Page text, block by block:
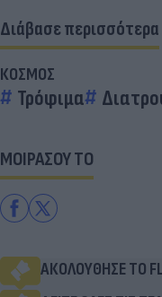
Διάβασε περισσότερα
ΚΟΣΜΟΣ
Τρόφιμα
ΜΟΙΡΑΣΟΥ ΤΟ
ΑΚΟΛΟΥΘΗΣΕ ΤΟ